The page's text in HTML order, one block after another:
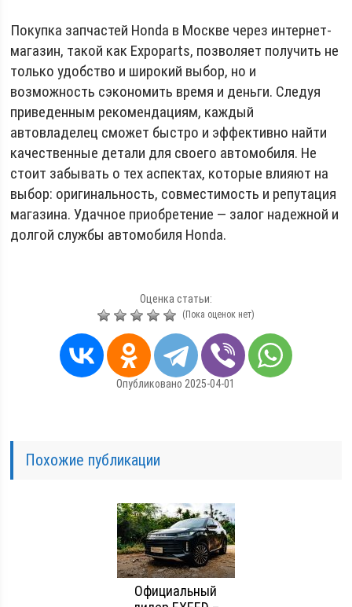
Покупка запчастей Honda в Москве через интернет-
магазин, такой как Expoparts, позволяет получить не
только удобство и широкий выбор, но и
возможность сэкономить время и деньги. Следуя
приведенным рекомендациям, каждый
автовладелец сможет быстро и эффективно найти
качественные детали для своего автомобиля. Не
стоит забывать о тех аспектах, которые влияют на
выбор: оригинальность, совместимость и репутация
магазина. Удачное приобретение — залог надежной и
долгой службы автомобиля Honda.
Оценка статьи:
(Пока оценок нет)
Опубликовано 2025-04-01
Похожие публикации
Официальный